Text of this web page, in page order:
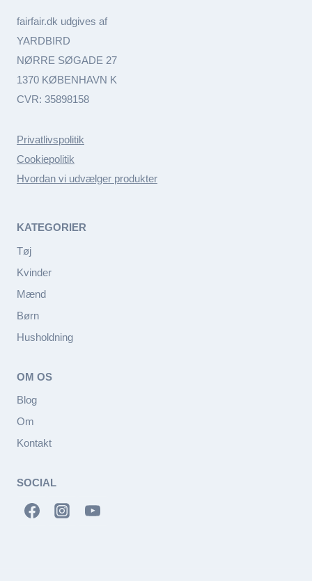
fairfair.dk udgives af
YARDBIRD
NØRRE SØGADE 27
1370 KØBENHAVN K
CVR: 35898158
Privatlivspolitik
Cookiepolitik
Hvordan vi udvælger produkter
KATEGORIER
Tøj
Kvinder
Mænd
Børn
Husholdning
OM OS
Blog
Om
Kontakt
SOCIAL